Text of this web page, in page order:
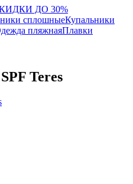
ДО 30%
сплошныеКупальники
пляжнаяПлавки
Teres